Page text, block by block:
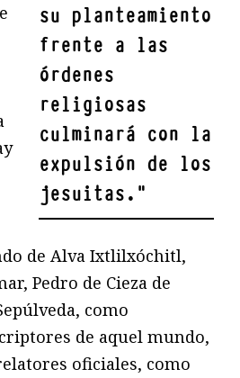
su planteamiento
frente a las
órdenes
religiosas
culminará con la
expulsión de los
jesuitas. "
de Alva Ixtlilxóchitl,
Pedro de Cieza de
como
de aquel mundo,
oficiales, como